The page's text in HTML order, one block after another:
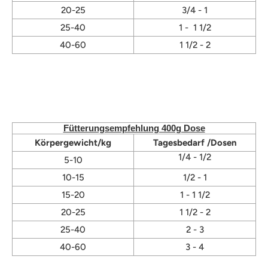
20-25
3/4 - 1
25-40
1 - 1 1/2
40-60
1 1/2 - 2
Fütterungsempfehlung 400g Dose
Körpergewicht/kg
Tagesbedarf /Dosen
5-10
1/4 - 1/2
10-15
1/2 - 1
15-20
1 - 1 1/2
20-25
1 1/2 - 2
25-40
2 - 3
40-60
3 - 4